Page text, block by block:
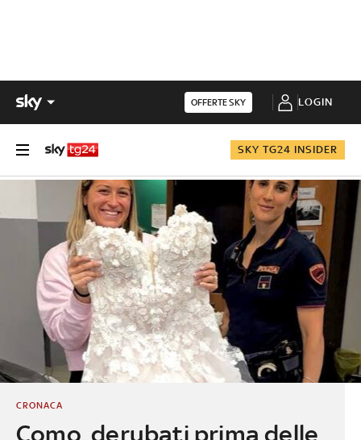
OFFERTE SKY LOGIN
SKY TG24 INSIDER
Como, derubati prima delle
CRONACA